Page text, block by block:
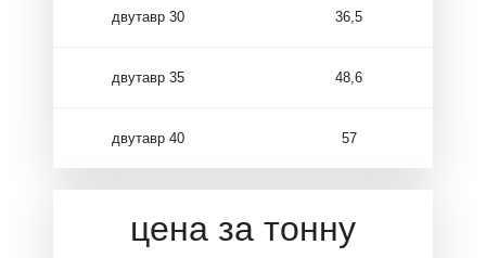
двутавр 30 36,5
двутавр 35 48,6
двутавр 40 57
цена за тонну